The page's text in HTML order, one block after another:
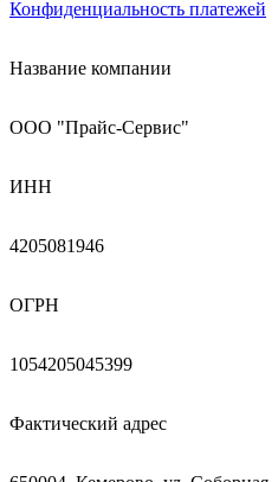
Конфиденциальность платежей
Название компании
ООО "Прайс-Сервис"
ИНН
4205081946
ОГРН
1054205045399
Фактический адрес